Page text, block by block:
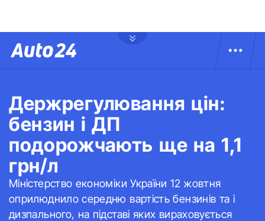
Держрегулювання цін:
бензин і ДП
подорожчають ще на 1,1
грн/л
Міністерство економіки України 12 жовтня
оприлюднило середню вартість бензинів та і
дизпального, на підставі яких вираховується